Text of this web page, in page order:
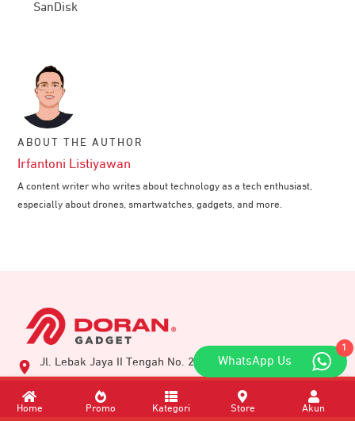
SanDisk
ABOUT THE AUTHOR
Irfantoni Listiyawan
A content writer who writes about technology as a tech enthusiast,
especially about drones, smartwatches, gadgets, and more.
Jl. Lebak Jaya II Tengah No. 2, Surabaya, Jawa Timur,
1
WhatsApp Us
Home Promo Kategori Store Akun